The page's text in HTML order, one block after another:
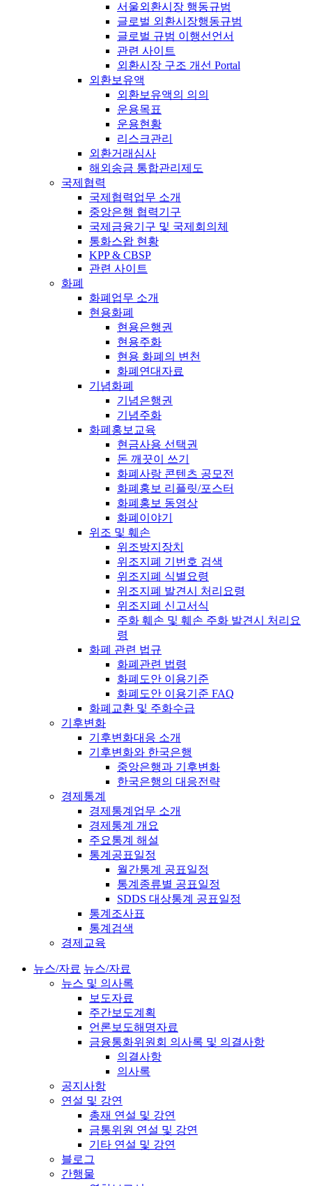
서울외환시장 행동규범
글로벌 외환시장행동규범
글로벌 규범 이행선언서
관련 사이트
외환시장 구조 개선 Portal
외환보유액
외환보유액의 의의
운용목표
운용현황
리스크관리
외환거래심사
해외송금 통합관리제도
국제협력
국제협력업무 소개
중앙은행 협력기구
국제금융기구 및 국제회의체
통화스왑 현황
KPP & CBSP
관련 사이트
화폐
화폐업무 소개
현용화폐
현용은행권
현용주화
현용 화폐의 변천
화폐연대자료
기념화폐
기념은행권
기념주화
화폐홍보교육
현금사용 선택권
돈 깨끗이 쓰기
화폐사랑 콘텐츠 공모전
화폐홍보 리플릿/포스터
화폐홍보 동영상
화폐이야기
위조 및 훼손
위조방지장치
위조지폐 기번호 검색
위조지폐 식별요령
위조지폐 발견시 처리요령
위조지폐 신고서식
주화 훼손 및 훼손 주화 발견시 처리요
령
화폐 관련 법규
화폐관련 법령
화폐도안 이용기준
화폐도안 이용기준 FAQ
화폐교환 및 주화수급
기후변화
기후변화대응 소개
기후변화와 한국은행
중앙은행과 기후변화
한국은행의 대응전략
경제통계
경제통계업무 소개
경제통계 개요
주요통계 해설
통계공표일정
월간통계 공표일정
통계종류별 공표일정
SDDS 대상통계 공표일정
통계조사표
통계검색
경제교육
뉴스/자료 뉴스/자료
뉴스 및 의사록
보도자료
주간보도계획
언론보도해명자료
금융통화위원회 의사록 및 의결사항
의결사항
의사록
공지사항
연설 및 강연
총재 연설 및 강연
금통위원 연설 및 강연
기타 연설 및 강연
블로그
간행물